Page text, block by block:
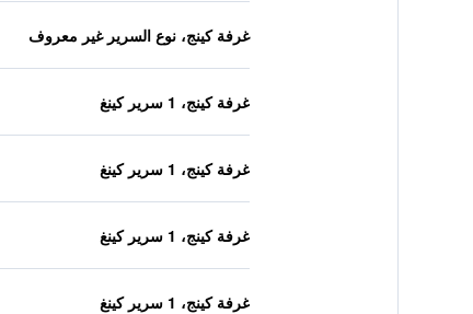
غرفة كينج، نوع السرير غير معروف
غرفة كينج، 1 سرير كينغ
غرفة كينج، 1 سرير كينغ
غرفة كينج، 1 سرير كينغ
غرفة كينج، 1 سرير كينغ